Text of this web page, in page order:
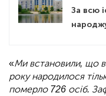
За всю
«Ми встановили, що
року народилося
померло 726 осіб.